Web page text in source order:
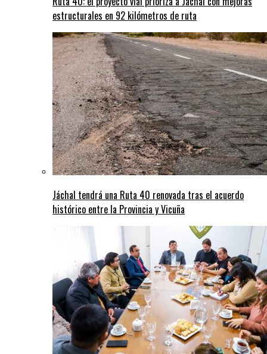
estructurales en 92 kilómetros de ruta
Jáchal tendrá una Ruta 40 renovada tras el acuerdo
histórico entre la Provincia y Vicuña